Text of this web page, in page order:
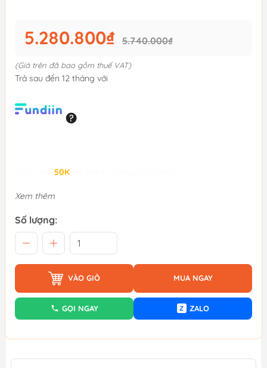
5.280.800₫ 5.740.000₫
(Giá trên đã bao gồm thuế VAT)
Trả sau đến 12 tháng với
50K
Xem thêm
Số lượng:
VÀO GIỎ MUA NGAY
GỌI NGAY Z ZALO